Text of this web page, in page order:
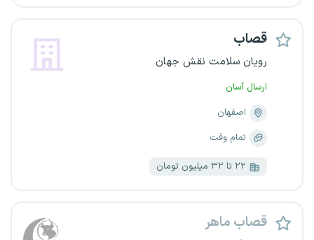
قصاب
رویان سلامت نقش جهان
ارسال آسان
اصفهان
تمام وقت
۲۲ تا ۳۲ میلیون تومان
قصاب ماهر